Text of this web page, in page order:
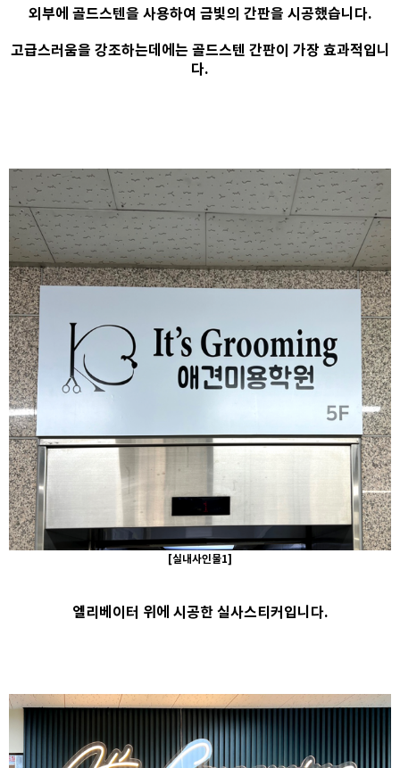
외부에 골드스텐을 사용하여 금빛의 간판을 시공했습니다.
고급스러움을 강조하는데에는 골드스텐 간판이 가장 효과적입니
다.
[실내사인물1]
엘리베이터 위에 시공한 실사스티 커입니다.